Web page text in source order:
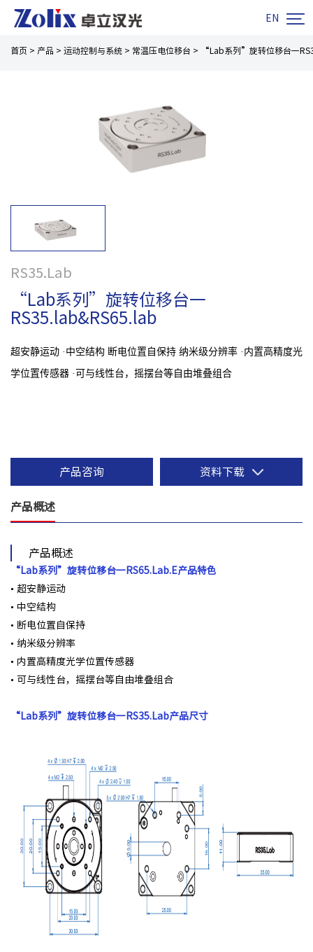
EN 
首页 > 产品 > 运动控制与系统 > 常温压电位移台 > “Lab系列”旋转位移台一
RS35.Lab
“Lab系列”旋转位移台一
RS35.lab&RS65.lab
超安静运动 ·中空结构 断电位置自保持 纳米级分辨率 ·内置高精度光
学位置传感器 ·可与线性台，摇摆台等自由堆叠组合
产品咨询 资料下载
产品概述
产品概述
“Lab系列”旋转位移台一 RS65.Lab.E产品特色
• 超安静运动
• 中空结构
• 断电位置⾃保持
• 纳⽶级分辨率
• 内置⾼精度光学位置传感器
• 可与线性台，摇摆台等⾃由堆叠组合
“Lab系列”旋转位移台一RS35.Lab产品尺寸